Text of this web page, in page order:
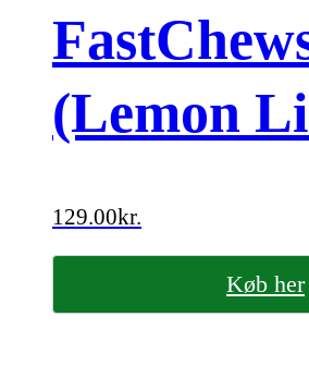
(Lemon
129.00kr.
Køb her